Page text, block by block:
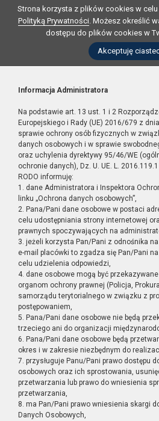
Strona korzysta z plików cookies w
Polityką Prywatności. Możesz określić
dostępu do plików cookies w
Akceptuję
Informacja Administratora
Na podstawie art. 13 ust. 1 i 2
Europejskiego i Rady (UE) 2016/679 z
sprawie ochrony osób fizycznych w
danych osobowych i w sprawie
oraz uchylenia dyrektywy 95/46/WE
ochronie danych), Dz. U. UE. L.
RODO informuję:
1. dane Administratora i Inspektora
linku „Ochrona danych osobowych”,
2. Pana/Pani dane osobowe w postaci
celu udostępniania strony internetowej
prawnych spoczywających na
3. jeżeli korzysta Pan/Pani z odnośnika
e-mail placówki to zgadza się Pan/Pani
celu udzielenia odpowiedzi,
4. dane osobowe mogą być
organom ochrony prawnej (Policja,
samorządu terytorialnego w związku z
postępowaniem,
5. Pana/Pani dane osobowe nie będą
trzeciego ani do organizacji
6. Pana/Pani dane osobowe będą
okres i w zakresie niezbędnym do
7. przysługuje Panu/Pani prawo dostępu
osobowych oraz ich sprostowania,
przetwarzania lub prawo do wniesienia
przetwarzania,
8. ma Pan/Pani prawo wniesienia skargi
Danych Osobowych,